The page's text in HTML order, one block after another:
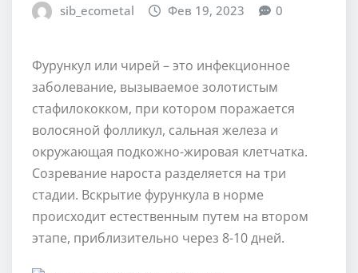
sib_ecometal Фев 19, 2023 0
Фурункул или чирей – это инфекционное
заболевание, вызываемое золотистым
стафилококком, при котором поражается
волосяной фолликул, сальная железа и
окружающая подкожно-жировая клетчатка.
Созревание нароста разделяется на три
стадии. Вскрытие фурункула в норме
происходит естественным путем на втором
этапе, приблизительно через 8-10 дней.